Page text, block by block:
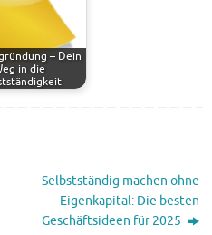
– Dein
in die
Selbstständig machen ohne
Eigenkapital: Die besten
Geschäftsideen für 2025